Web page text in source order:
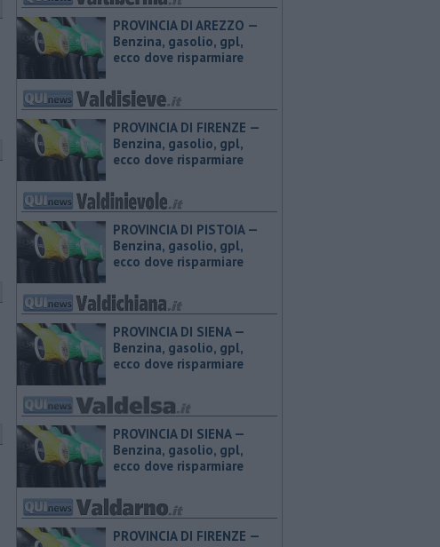
PROVINCIA DI AREZZO — ​
Benzina, gasolio, gpl,
ecco dove risparmiare
PROVINCIA DI FIRENZE — ​
Benzina, gasolio, gpl,
ecco dove risparmiare
PROVINCIA DI PISTOIA — ​
Benzina, gasolio, gpl,
ecco dove risparmiare
PROVINCIA DI SIENA — ​
Benzina, gasolio, gpl,
ecco dove risparmiare
PROVINCIA DI SIENA — ​
Benzina, gasolio, gpl,
ecco dove risparmiare
PROVINCIA DI FIRENZE — ​